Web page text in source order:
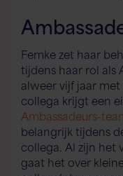
Femke zet haar
tijdens haar rol als
alweer vijf jaar
collega krijgt een
Ambassadeurs-
belangrijk tijdens
collega. Al zijn het
gaat het over